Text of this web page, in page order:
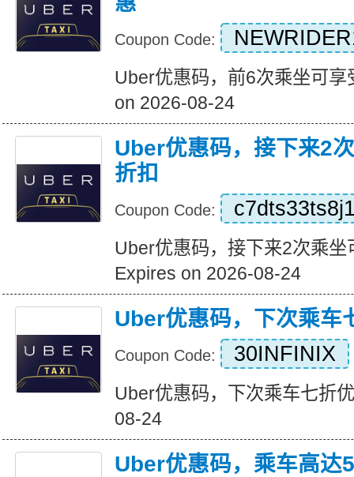
Coupon Code:
Uber优惠码，前6次乘坐可
on 2026-08-24
Uber优惠码，接下来2
折扣
Coupon Code:
Uber优惠码，接下来2次乘坐
Expires on 2026-08-24
Uber优惠码，下次乘车
Coupon Code: 30INFINIX
Uber优惠码，下次乘车七折
08-24
Uber优惠码，乘车高达